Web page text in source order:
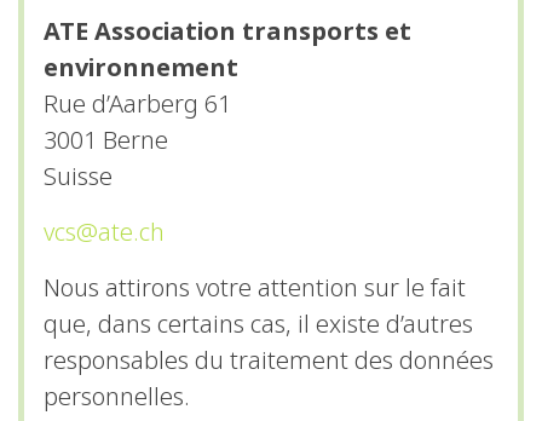
ATE Association transports et
environnement
Rue d’Aarberg 61
3001 Berne
Suisse
vcs@ate.ch
Nous attirons votre attention sur le fait
que, dans certains cas, il existe d’autres
responsables du traitement des données
personnelles.
Statistiques
Afin que
nous
puissions
améliorer la
et la
site Web, en
fonction de
la façon dont
le site Web
est utilisé.